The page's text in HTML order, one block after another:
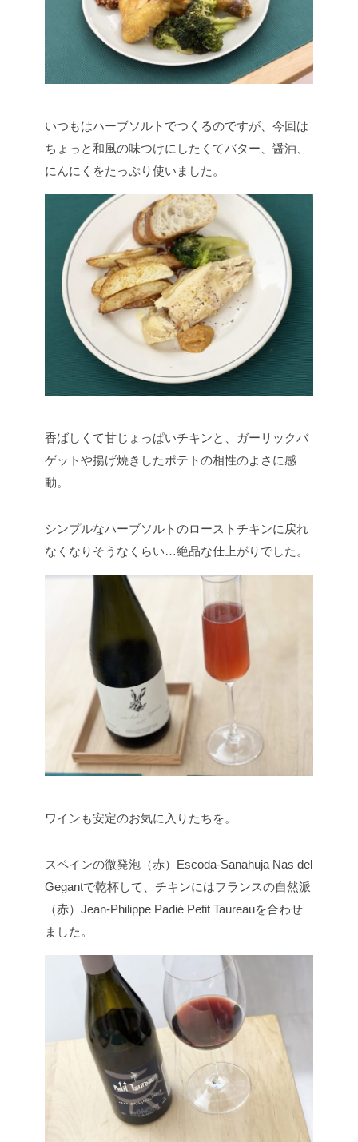
いつもはハーブソルトでつくるのですが、今回は
ちょっと和風の味つけにしたくてバター、醤油、
にんにくをたっぷり使いました。
香ばしくて甘じょっぱいチキンと、ガーリックバ
ゲットや揚げ焼きしたポテトの相性のよさに感
動。
シンプルなハーブソルトのローストチキンに戻れ
なくなりそうなくらい…絶品な仕上がりでした。
ワインも安定のお気に入りたちを。
スペインの微発泡（赤）Escoda-Sanahuja Nas del
Gegantで乾杯して、チキンにはフランスの自然派
（赤）Jean-Philippe Padié Petit Taureauを合わせ
ました。